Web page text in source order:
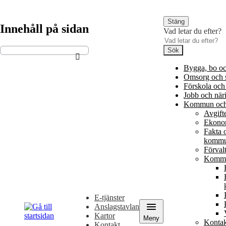
innehåll
huvudmeny
E-tjänster
Anslagstavlan
Kartor
du
efter?
Meny
Stäng
Vad letar du efter?
Sök
Bygga, bo
Omsorg och
Förskola
Jobb och
Kommun
Fakta
Innehåll på sidan